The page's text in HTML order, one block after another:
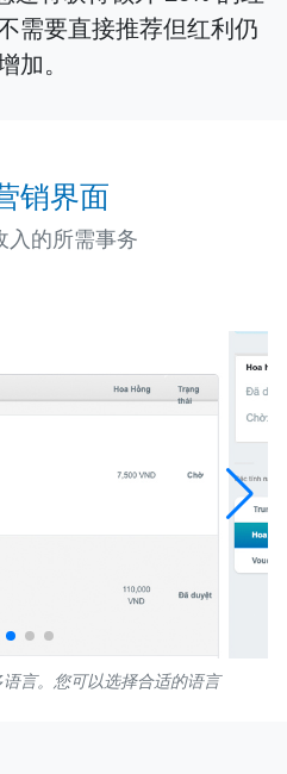
需要直接推荐但红利仍
加。
销界面
入的所需事务
言。您可以选择合适的语言